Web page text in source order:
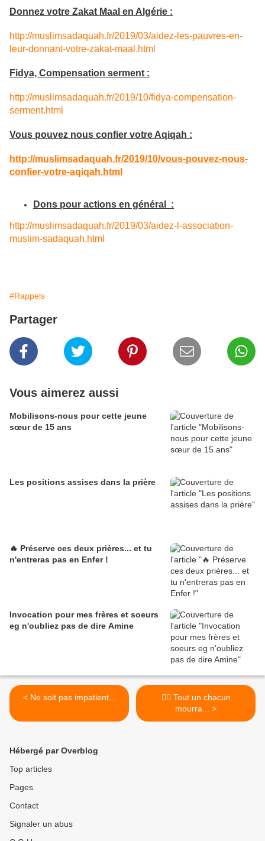
Donnez votre Zakat Maal en Algérie :
http://muslimsadaquah.fr/2019/03/aidez-les-pauvres-en-
leur-donnant-votre-zakat-maal.html
Fidya, Compensation serment :
http://muslimsadaquah.fr/2019/10/fidya-compensation-
serment.html
Vous pouvez nous confier votre Aqiqah :
http://muslimsadaquah.fr/2019/10/vous-pouvez-nous-
confier-votre-aqiqah.html
Dons pour actions en général :
http://muslimsadaquah.fr/2019/03/aidez-l-association-
muslim-sadaquah.html
#Rappels
Partager
Vous aimerez aussi
Mobilisons-nous pour cette jeune
sœur de 15 ans
Les positions assises dans la prière
🔥 Préserve ces deux prières... et tu
n'entreras pas en Enfer !
Invocation pour mes frères et soeurs
eg n'oubliez pas de dire Amine
< Ne soit pas impatient...
👉🏼 Tout un chacun
mourra... >
Hébergé par Overblog
Top articles
Pages
Contact
Signaler un abus